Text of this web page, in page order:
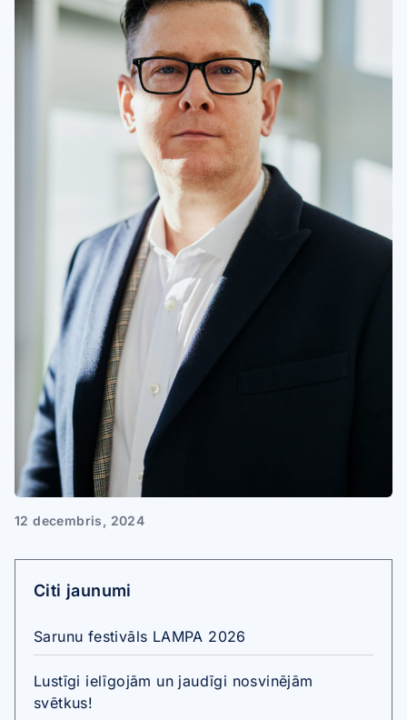
12 decembris, 2024
Citi jaunumi
Sarunu festivāls LAMPA 2026
Lustīgi ielīgojām un jaudīgi nosvinējām
svētkus!